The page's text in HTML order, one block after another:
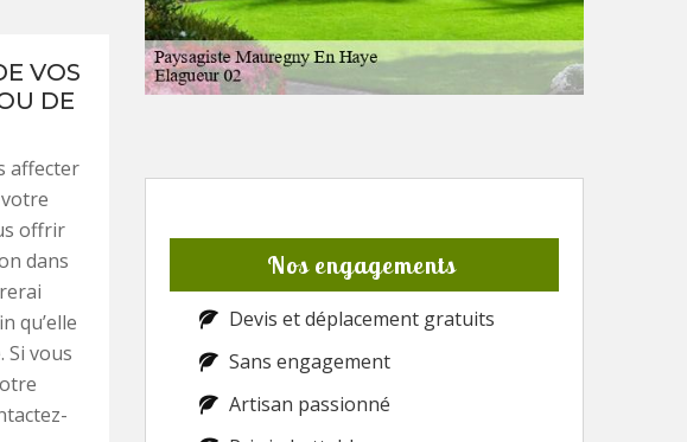
VOS
DE
affecter
offrir
dans
qu’elle
Si vous
Nos engagements
Devis et déplacement gratuits
Sans engagement
Artisan passionné